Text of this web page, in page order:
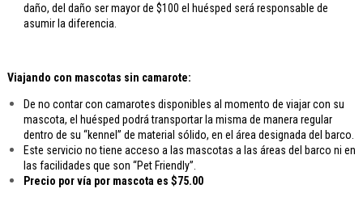
daño, del daño ser mayor de $100 el huésped será responsable de
asumir la diferencia.
Viajando con mascotas sin camarote:
De no contar con camarotes disponibles al momento de viajar con su
mascota, el huésped podrá transportar la misma de manera regular
dentro de su “kennel” de material sólido, en el área designada del barco.
Este servicio no tiene acceso a las mascotas a las áreas del barco ni en
las facilidades que son “Pet Friendly”.
Precio por vía por mascota es $75.00